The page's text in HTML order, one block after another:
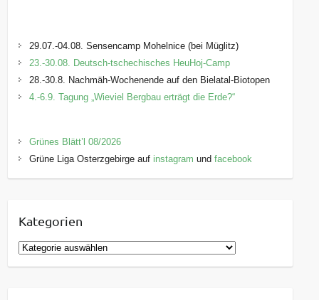
29.07.-04.08. Sensencamp Mohelnice (bei Müglitz)
23.-30.08. Deutsch-tschechisches HeuHoj-Camp
28.-30.8. Nachmäh-Wochenende auf den Bielatal-Biotopen
4.-6.9. Tagung „Wieviel Bergbau erträgt die Erde?“
Grünes Blätt’l 08/2026
Grüne Liga Osterzgebirge auf instagram undfacebook
Kategorien
K
a